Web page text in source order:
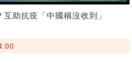
助抗疫「中國稱沒收到」